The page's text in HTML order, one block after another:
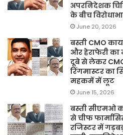
अपरनिदेशक
के बीच
June 20, 2026
बस्ती CMO
और हेराफेरी
दूबे से लेकर
रिंगमास्टर का
महकमें में लूट
June 15, 2026
बस्ती सीएमओ
से चीफ
रजिस्टर में